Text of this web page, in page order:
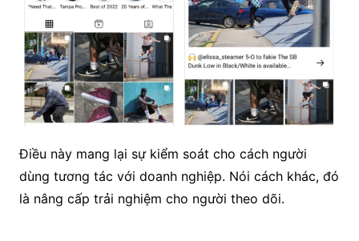
Điều này mang lại sự kiểm soát cho cách người
dùng tương tác với doanh nghiệp. Nói cách khác, đó
là nâng cấp trải nghiệm cho người theo dõi.